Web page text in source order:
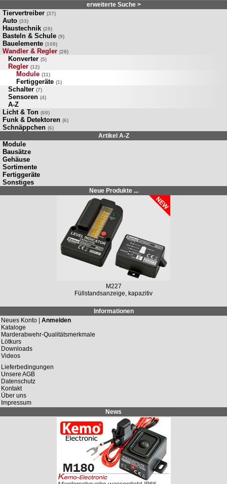
erweiterte Suche >
Tiervertreiber (37)
Auto (33)
Haustechnik (28)
Basteln & Schule (9)
Bauelemente (108)
Wandler & Regler (28)
Konverter (5)
Regler (12)
Module (11)
Fertiggeräte (1)
Schalter (7)
Sensoren (4)
A-Z
Licht & Ton (68)
Funk & Detektoren (6)
Schnäppchen (6)
Artikel A-Z
Module
Bausätze
Gehäuse
Sortimente
Fertiggeräte
Sonstiges
Neue Produkte ...
M227
Füllstandsanzeige, kapazitiv
Informationen
Neues Konto | Anmelden
Kataloge
Marderabwehr-Qualitätsmerkmale
Lötkurs
Downloads
Videos
Lieferbedingungen
Unsere AGB
Datenschutz
Kontakt
Über uns
Impressum
News